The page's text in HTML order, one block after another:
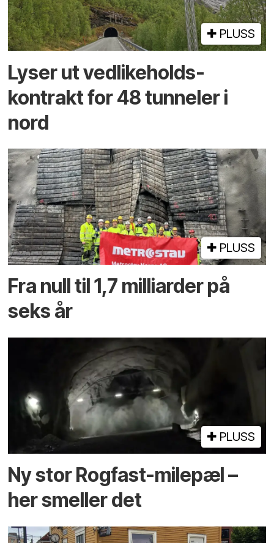
PLUSS
Lyser ut vedlikeholds­
kontrakt for 48 tunneler i
nord
PLUSS
Fra null til 1,7 milliarder på
seks år
PLUSS
Ny stor Rogfast-milepæl –
her smeller det